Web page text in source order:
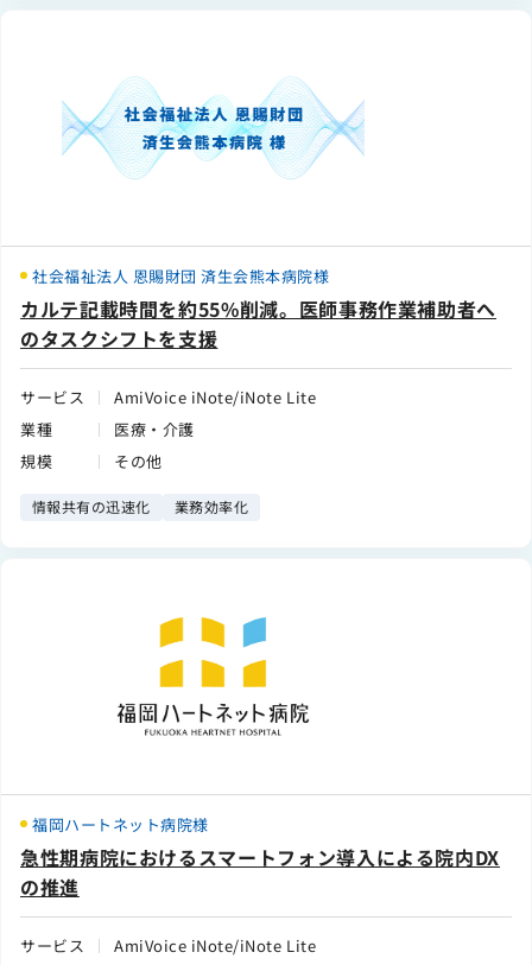
社会福祉法人 恩賜財団 済生会熊本病院様
カルテ記載時間を約55%削減。医師事務作業補助者へ
のタスクシフトを支援
サービス
AmiVoice iNote/iNote Lite
業種
医療・介護
規模
その他
情報共有の迅速化 業務効率化
福岡ハートネット病院様
急性期病院におけるスマートフォン導入による院内DX
の推進
サービス
AmiVoice iNote/iNote Lite